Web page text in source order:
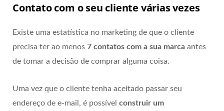
Contato com o seu cliente várias vezes
Existe uma estatística no marketing de que o cliente
precisa ter ao menos 7 contatos com a sua marca antes
de tomar a decisão de comprar alguma coisa.
Uma vez que o cliente tenha aceitado passar seu
endereço de e-mail, é possível construir um